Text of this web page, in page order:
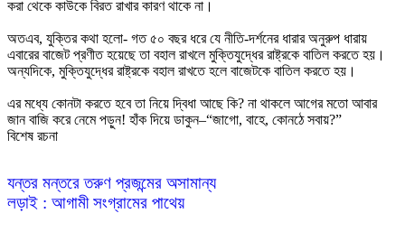
বিশেষ রচনা
যন্তর মন্তরে তরুণ প্রজন্মের অসামান্য